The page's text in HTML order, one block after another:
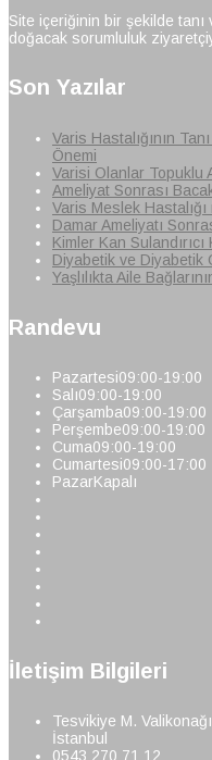
Site içeriğinin bir şekilde tanı
doğacak sorumluluk
Son Yazılar
Varis Hastalığının
Önemi
Varisi Olanlar Topuklu
Ameliyat Sonrası
Varis Meslek Hastalığı
Damar Ameliyatı
Kimler Kan Sulandırıcı
Diyabetik ve Diyabetik
Yaşlılıkta Aile
Randevu
Pazartesi09:00-19:00
Salı09:00-19:00
Çarşamba09:00-19:00
Perşembe09:00-19:00
Cuma09:00-19:00
Cumartesi09:00-17:00
PazarKapalı
İletişim Bilgileri
Tesvikiye M.
İstanbul
0543 270 71 12